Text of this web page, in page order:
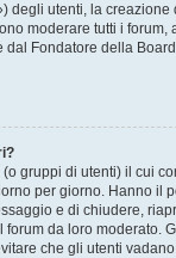
degli utenti, la creazione
moderare tutti i forum,
dal Fondatore della
(o gruppi di utenti) il cui
per giorno. Hanno il
e di chiudere,
da loro moderato.
che gli utenti